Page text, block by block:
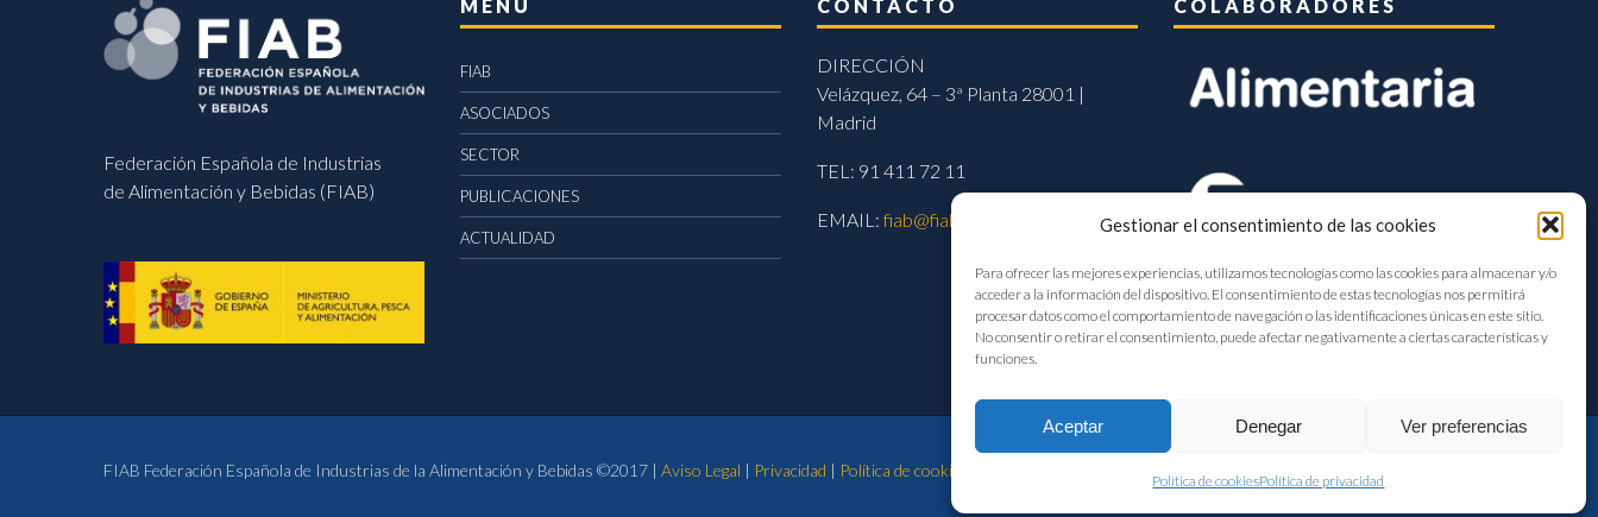
Gestionar el consentimiento de las cookies
Para ofrecer las mejores experiencias, utilizamos tecnologías como las cookies para almacenar y/o
acceder a la información del dispositivo. El consentimiento de estas tecnologías nos permitirá
procesar datos como el comportamiento de navegación o las identificaciones únicas en este sitio.
No consentir o retirar el consentimiento, puede afectar negativamente a ciertas características y
funciones.
Aceptar Denegar Ver preferencias
Política de cookiesPolítica de privacidad
Federación Española de Industrias
de Alimentación y Bebidas (FIAB)
MENÚ
FIAB
ASOCIADOS
SECTOR
PUBLICACIONES
ACTUALIDAD
CONTACTO
DIRECCIÓN
Velázquez, 64 – 3ª Planta 28001 |
Madrid
TEL: 91 411 72 11
EMAIL:fiab@fiab.es
COLABORADORES
FIAB Federación Española de Industrias de la Alimentación y Bebidas ©2017 | Aviso Legal | Privacidad | Política de cookies